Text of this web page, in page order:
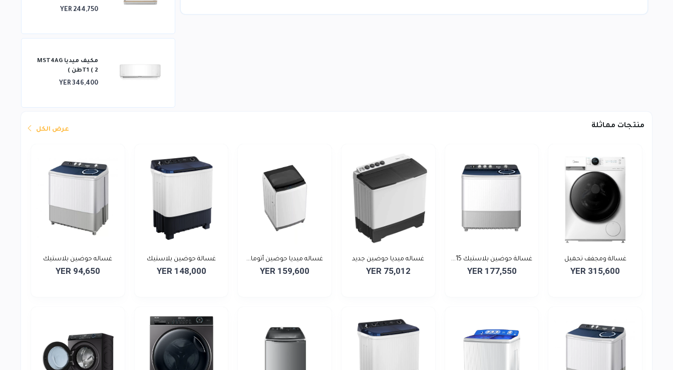
YER 244,750
مكيف ميديا ​​MST4AG
T1 ( 2طن )
YER 346,400
منتجات مماثلة عرض الكل
غسالة ومجفف تحميل
أمامي...
YER 315,600
غسالة حوضين بلاستيك 15...
YER 177,550
غساله ميديا حوضين جديد
YER 75,012
غساله ميديا حوضين أتوما...
YER 159,600
غسالة حوضين بلاستيك
سعه...
YER 148,000
غساله حوضين بلاستيك
سع...
YER 94,650